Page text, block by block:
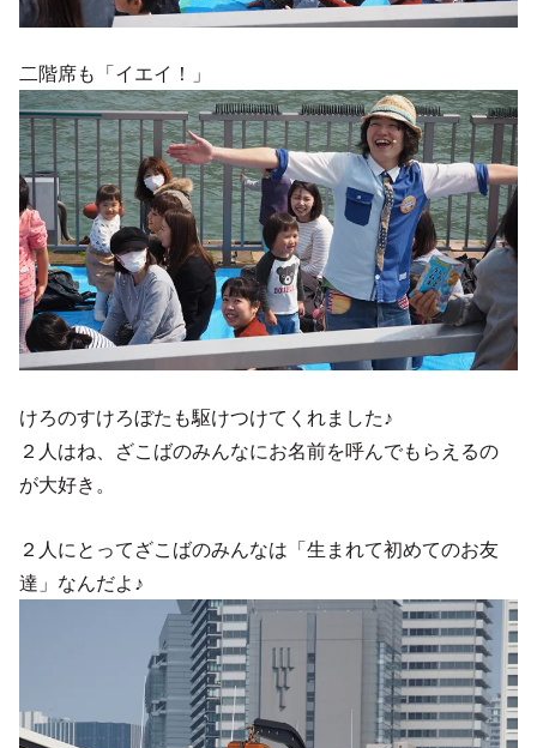
二階席も「イエイ！」
けろのすけろぼたも駆けつけてくれました♪
２人はね、ざこばのみんなにお名前を呼んでもらえるの
が大好き。
２人にとってざこばのみんなは「生まれて初めてのお友
達」なんだよ♪